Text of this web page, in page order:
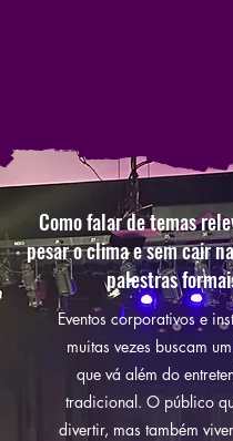
Como falar de temas
pesar o clima e sem cair
palestras
Eventos corporativos e
muitas vezes buscam
que vá além do
tradicional. O público
divertir, mas também